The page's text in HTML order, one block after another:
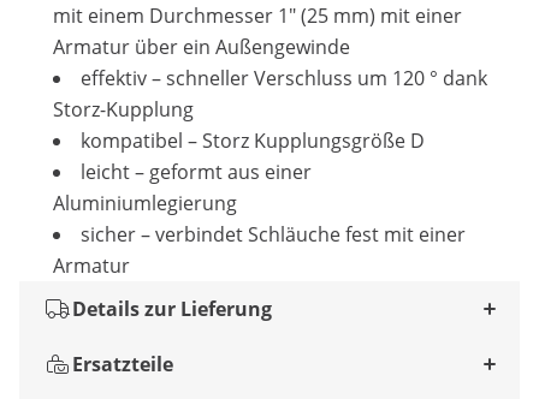
mit einem Durchmesser 1" (25 mm) mit einer
Armatur über ein Außengewinde
effektiv – schneller Verschluss um 120 ° dank
Storz-Kupplung
kompatibel – Storz Kupplungsgröße D
leicht – geformt aus einer
Aluminiumlegierung
sicher – verbindet Schläuche fest mit einer
Armatur
Details zur Lieferung
Ersatzteile